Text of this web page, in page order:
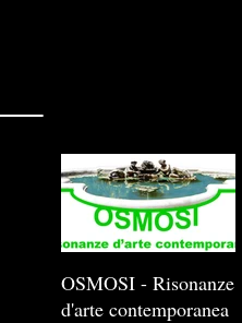
OSMOSI - Risonanze
d'arte contemporanea